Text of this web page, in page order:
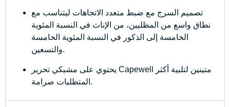
تصميم السرج مع ضبط متعدد الاتجاهات ليتناسب مع
نطاق واسع من المظليين، من الإناث في النسبة المئوية
الخامسة إلى الذكور في النسبة المئوية الخامسة
والتسعين.
يحتوي على مشبكي تحرير Capewell متينين لتلبية أكثر
المتطلبات صرامة.